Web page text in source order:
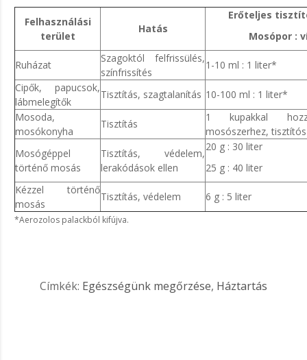
Felhasználási
terület
Hatás
Erőteljes
Mosópor :
Ruházat
Szagoktól felfrissülés,
színfrissítés
1-10 ml : 1 liter*
Cipők, papucsok,
lábmelegítők
Tisztítás, szagtalanítás 10-100 ml : 1 liter*
Mosoda,
mosókonyha
Tisztítás
1 kupakkal
mosószerhez,
Mosógéppel
történő mosás
Tisztítás, védelem,
lerakódások ellen
20 g : 30 liter
25 g : 40 liter
Kézzel történő
mosás
Tisztítás, védelem 6 g : 5 liter
*Aerozolos palackból kifújva.
Címkék: Egészségünk megőrzése, Háztartás